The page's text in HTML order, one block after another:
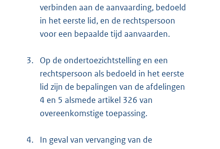
verbinden aan de aanvaarding, bedoeld
in het eerste lid, en de rechtspersoon
voor een bepaalde tijd aanvaarden.
3.
Op de ondertoezichtstelling en een
rechtspersoon als bedoeld in het eerste
lid zijn de bepalingen van de afdelingen
4 en 5 alsmede artikel 326 van
overeenkomstige toepassing.
4.
In geval van vervanging van de